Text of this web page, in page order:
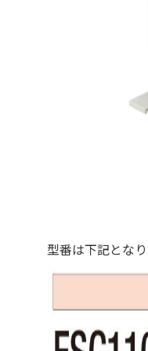
型番は下記とな